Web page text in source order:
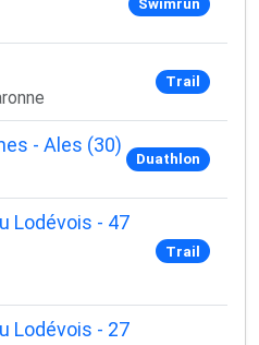
Swimrun
Trail
- Ales (30)
Duathlon
Lodévois - 47
Trail
Lodévois - 27